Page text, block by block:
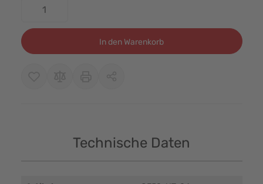
In den Warenkorb
Technische Daten